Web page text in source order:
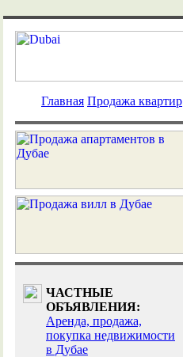
Главная Продажа квартир
ЧАСТНЫЕ
ОБЪЯВЛЕНИЯ:
Аренда, продажа,
покупка недвижимости
в Дубае